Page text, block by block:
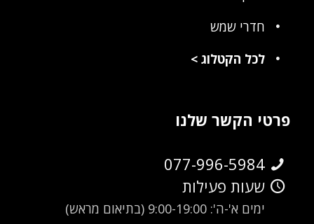
חדרי שמש
לכל הקטלוג>
פרטי הקשר שלנו
077-996-5984
שעות פעילות
ימים א'-ה': 9:00-19:00 (בתיאום מראש)